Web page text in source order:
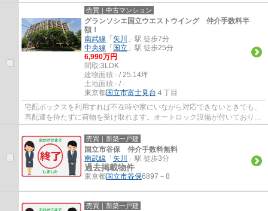
にされる方でも安心です。ご家族で有意義に...
売買｜中古マンション
グランソシエ国立ウエストウイング 仲介手数料半
額！
南武線 「 矢川
」駅 徒歩7分
中央線 「 国立 」駅 徒歩25分
6,990万円
間取:3LDK
建物面積:- / 25.14坪
土地面積:- / -
東京都国立市富士見台 ４丁目
宅配ボックスを利用すれば不在時や家にいながら対応できないときでも、
再配達を待たずに荷物を受け取れます。オートロック設備が付いており、
防犯性が高いです。きれいにリフォームさ...
売買｜新築一戸建
国立市谷保 仲介手数料無料
南武線 「 矢川 」駅 徒歩3分
過去掲載物件
東京都国立市谷保6897－8
売買｜新築一戸建